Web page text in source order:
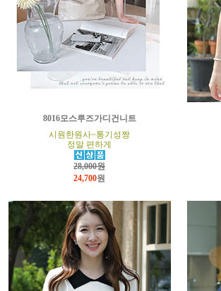
8016모스루즈가디건니트
시원한원사~통기성짱
정말 편하게
28,000원
24,700원